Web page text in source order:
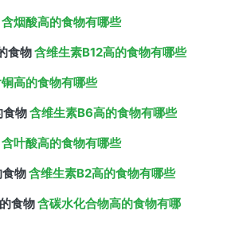
含烟酸高的食物有哪些
食物含维生素B12高的食物有哪些
高的食物有哪些
食物含维生素B6高的食物有哪些
含叶酸高的食物有哪些
食物含维生素B2高的食物有哪些
食物含碳水化合物高的食物有哪